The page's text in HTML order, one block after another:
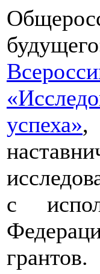
успеха»,
с
грантов.